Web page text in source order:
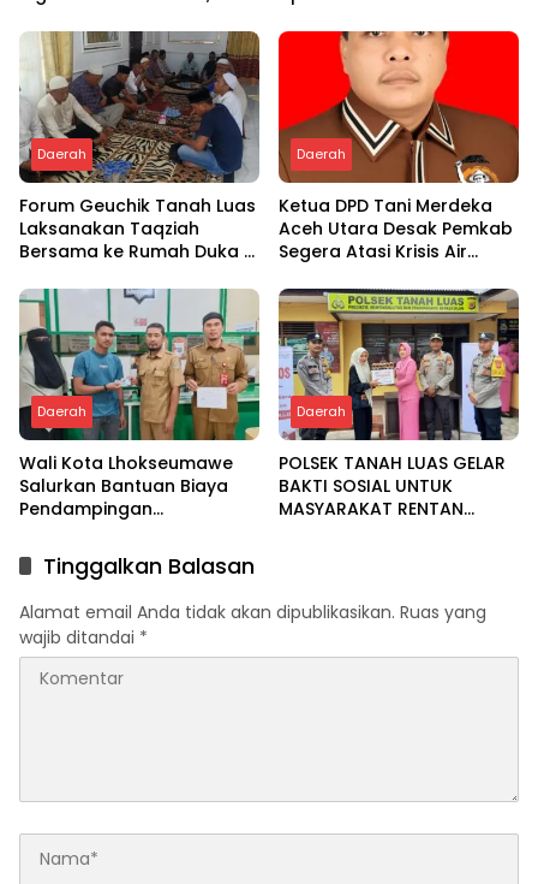
Ambil Bagian
Daerah
Forum Geuchik Tanah Luas
Laksanakan Taqziah
Bersama ke Rumah Duka di
Daerah
Ketua DPD Tani Merdeka
Aceh Utara Desak Pemkab
Segera Atasi Krisis Air
Daerah
Wali Kota Lhokseumawe
Salurkan Bantuan Biaya
Pendampingan
Mal
Daerah
POLSEK TANAH LUAS GELAR
BAKTI SOSIAL UNTUK
MASYARAKAT RENTAN
Tinggalkan Balasan
Alamat email Anda tidak akan dipublikasikan. Ruas yang
wajib ditandai *